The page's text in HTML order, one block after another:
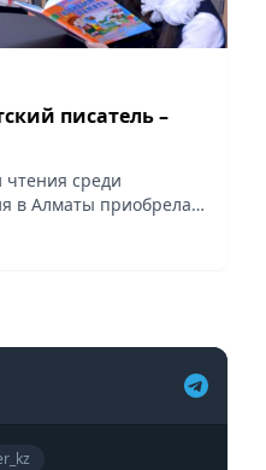
писатель –
чтения среди
в Алматы приобрела